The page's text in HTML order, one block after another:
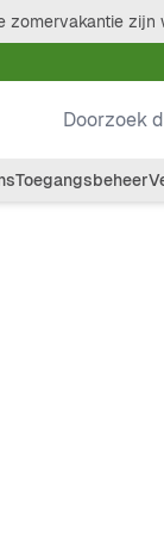
zomervakantie zijn
Doorzoek
Toegangsbeheer